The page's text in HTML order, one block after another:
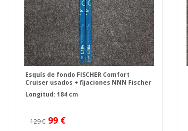
Esquís de fondo FISCHER Comfort
Cruiser usados + fijaciones NNN Fischer
IFPL
Longitud: 184 cm
129 € 99 €